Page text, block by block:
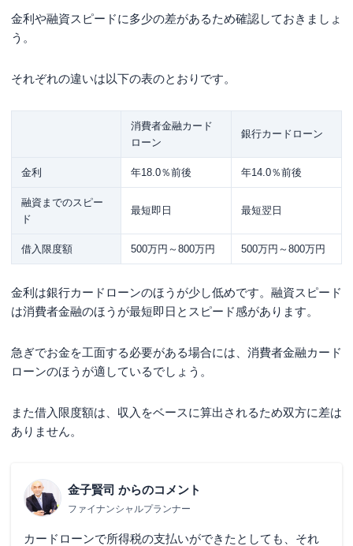
金利や融資スピードに多少の差があるため確認しておきましょ
う。
それぞれの違いは以下の表のとおりです。
消費者金融カード
ローン
銀行カードローン
金利 年18.0％前後 年14.0％前後
融資までのスピー
ド
最短即日 最短翌日
借入限度額 500万円～800万円 500万円～800万円
金利は銀行カードローンのほうが少し低めです。融資スピード
は消費者金融のほうが最短即日とスピード感があります。
急ぎでお金を工面する必要がある場合には、消費者金融カード
ローンのほうが適しているでしょう。
また借入限度額は、収入をベースに算出されるため双方に差は
ありません。
金子賢司 からのコメント
ファイナンシャルプランナー
カードローンで所得税の支払いができたとしても、それ